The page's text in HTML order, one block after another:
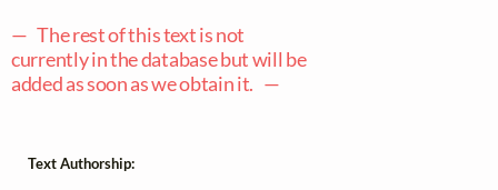
— The rest of this text is not
currently in the database but will be
added as soon as we obtain it. —
Text Authorship: